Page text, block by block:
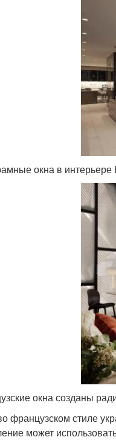
окна в интерьере
окна созданы
французском стиле
может